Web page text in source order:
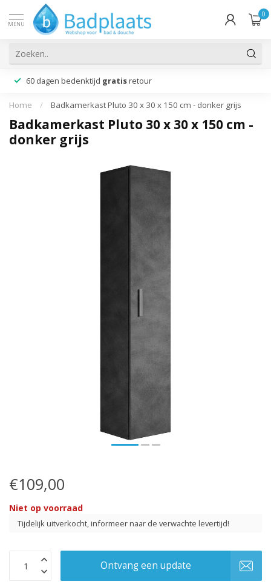
MENU
0
60 dagen bedenktijd gratis retour
Home / Badkamerkast Pluto 30 x 30 x 150 cm - donker grijs
Badkamerkast Pluto 30 x 30 x 150 cm -
donker grijs
€109,00
Niet op voorraad
Tijdelijk uitverkocht, informeer naar de verwachte levertijd!
Ontvang een update